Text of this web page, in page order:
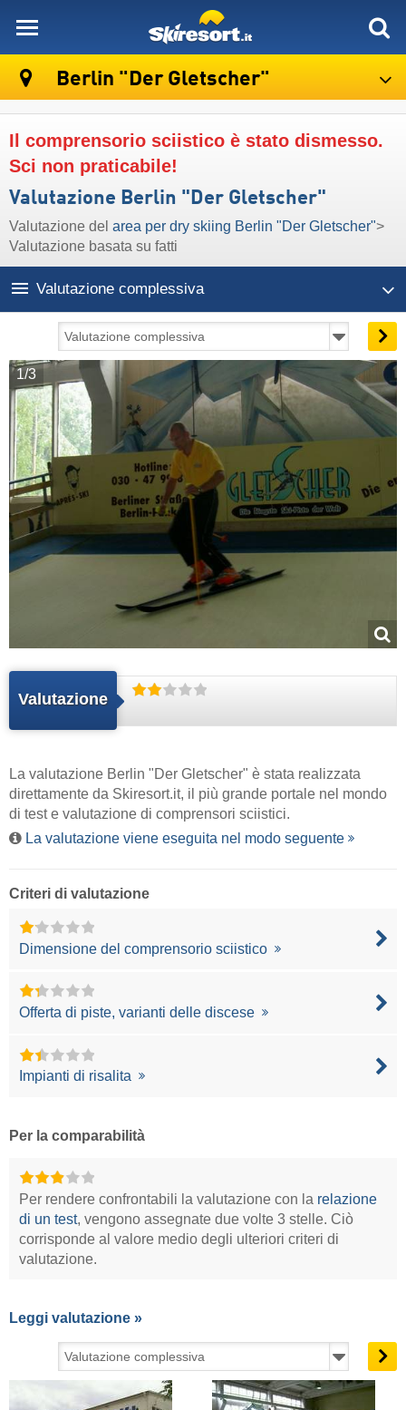
Berlin "Der Gletscher"
Il comprensorio sciistico è stato dismesso.
Sci non praticabile!
Valutazione Berlin "Der Gletscher"
Valutazione del area per dry skiing Berlin "Der Gletscher">
Valutazione basata su fatti
Valutazione complessiva
1/3
Valutazione
La valutazione Berlin "Der Gletscher" è stata realizzata
direttamente da Skiresort.it, il più grande portale nel mondo
di test e valutazione di comprensori sciistici.
La valutazione viene eseguita nel modo seguente
Criteri di valutazione
Dimensione del comprensorio sciistico
Offerta di piste, varianti delle discese
Impianti di risalita
Per la comparabilità
Per rendere confrontabili la valutazione con la relazione
di un test, vengono assegnate due volte 3 stelle. Ciò
corrisponde al valore medio degli ulteriori criteri di
valutazione.
Leggi valutazione »